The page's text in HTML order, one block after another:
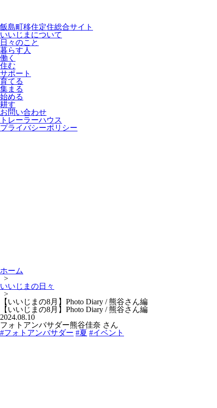
飯島町移住定住総合サイト
いいじまについて
日々のこと
暮らす人
働く
住む
サポート
育てる
集まる
始める
耕す
お問い合わせ
トレーラーハウス
プライバシーポリシー
ホーム
>
いいじまの日々
>
【いいじまの8月】Photo Diary / 熊谷さん編
【いいじまの8月】Photo Diary / 熊谷さん編
2024.08.10
フォトアンバサダー熊谷佳奈 さん
#フォトアンバサダー #夏 #イベント